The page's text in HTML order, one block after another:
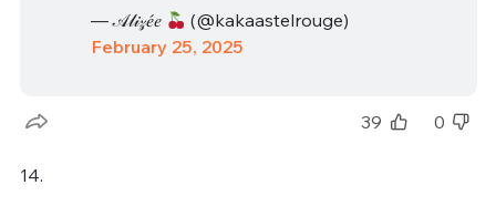
— 𝒜𝓁𝒾𝓏𝑒́𝑒
(@kakaastelrouge)
February 25, 2025
39 0
14.